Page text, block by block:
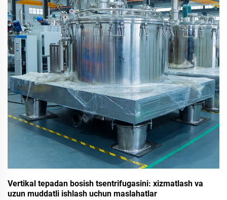
Vertikal tepadan bosish tsentrifugasini: xizmatlash va
uzun muddatli ishlash uchun maslahatlar